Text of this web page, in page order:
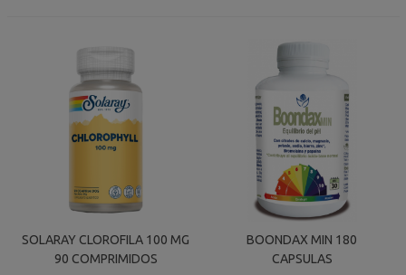
SOLARAY CLOROFILA 100 MG
90 COMPRIMIDOS
BOONDAX MIN 180
CAPSULAS